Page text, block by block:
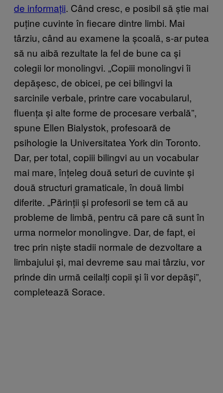
de informații. Când cresc, e posibil să știe mai
puține cuvinte în fiecare dintre limbi. Mai
târziu, când au examene la școală, s-ar putea
să nu aibă rezultate la fel de bune ca și
colegii lor monolingvi. „Copiii monolingvi îi
depășesc, de obicei, pe cei bilingvi la
sarcinile verbale, printre care vocabularul,
fluența și alte forme de procesare verbală”,
spune Ellen Bialystok, profesoară de
psihologie la Universitatea York din Toronto.
Dar, per total, copiii bilingvi au un vocabular
mai mare, înțeleg două seturi de cuvinte și
două structuri gramaticale, în două limbi
diferite. „Părinții și profesorii se tem că au
probleme de limbă, pentru că pare că sunt în
urma normelor monolingve. Dar, de fapt, ei
trec prin niște stadii normale de dezvoltare a
limbajului și, mai devreme sau mai târziu, vor
prinde din urmă ceilalți copii și îi vor depăși”,
completează Sorace.